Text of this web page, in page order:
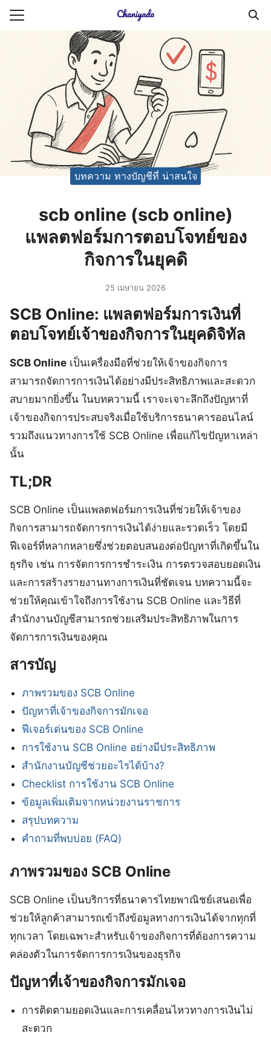
Skip
ยความเป็นส่วนตัว
ญชี (Accounting service)
ญชี (Accounting
บทความ ทางบัญชีที่ น่าสนใจ
scb online (scb online)
แพลตฟอร์มการตอบโจทย์ของ
กิจการในยุคดิ
25 เมษายน 2026
SCB Online: แพลตฟอร์มการเงินที่
ตอบโจทย์เจ้าของกิจการในยุคดิจิทัล
SCB Online เป็นเครื่องมือที่ช่วยให้เจ้าของกิจการ
สามารถจัดการการเงินได้อย่างมีประสิทธิภาพและสะดวก
สบายมากยิ่งขึ้น ในบทความนี้ เราจะเจาะลึกถึงปัญหาที่
เจ้าของกิจการประสบจริงเมื่อใช้บริการธนาคารออนไลน์
รวมถึงแนวทางการใช้ SCB Online เพื่อแก้ไขปัญหาเหล่า
นั้น
TL;DR
SCB Online เป็นแพลตฟอร์มการเงินที่ช่วยให้เจ้าของ
กิจการสามารถจัดการการเงินได้ง่ายและรวดเร็ว โดยมี
ฟีเจอร์ที่หลากหลายซึ่งช่วยตอบสนองต่อปัญหาที่เกิดขึ้นใน
ธุรกิจ เช่น การจัดการการชำระเงิน การตรวจสอบยอดเงิน
และการสร้างรายงานทางการเงินที่ชัดเจน บทความนี้จะ
ช่วยให้คุณเข้าใจถึงการใช้งาน SCB Online และวิธีที่
สำนักงานบัญชีสามารถช่วยเสริมประสิทธิภาพในการ
จัดการการเงินของคุณ
สารบัญ
ภาพรวมของ SCB Online
ปัญหาที่เจ้าของกิจการมักเจอ
ฟีเจอร์เด่นของ SCB Online
การใช้งาน SCB Online อย่างมีประสิทธิภาพ
สำนักงานบัญชีช่วยอะไรได้บ้าง?
Checklist การใช้งาน SCB Online
ข้อมูลเพิ่มเติมจากหน่วยงานราชการ
สรุปบทความ
คำถามที่พบบ่อย (FAQ)
ภาพรวมของ SCB Online
SCB Online เป็นบริการที่ธนาคารไทยพาณิชย์เสนอเพื่อ
ช่วยให้ลูกค้าสามารถเข้าถึงข้อมูลทางการเงินได้จากทุกที่
ทุกเวลา โดยเฉพาะสำหรับเจ้าของกิจการที่ต้องการความ
คล่องตัวในการจัดการการเงินของธุรกิจ
ปัญหาที่เจ้าของกิจการมักเจอ
การติดตามยอดเงินและการเคลื่อนไหวทางการเงินไม่
สะดวก